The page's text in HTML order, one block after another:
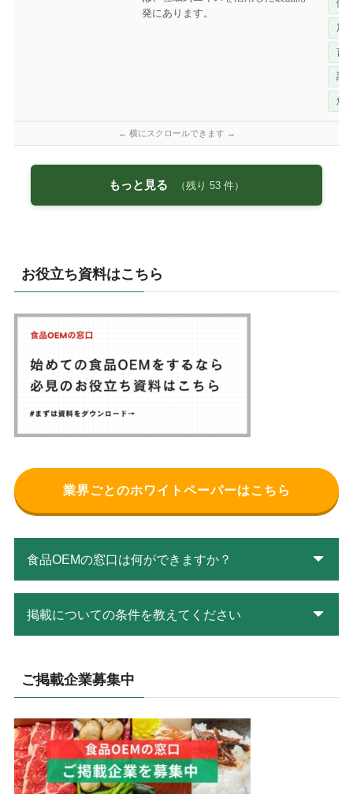
発にあります。
健
加
畜
調
魚
もっと見る （残り 53 件）
お役立ち資料はこちら
業界ごとのホワイトペーパーはこちら
食品OEMの窓口は何ができますか？
掲載についての条件を教えてください
ご掲載企業募集中